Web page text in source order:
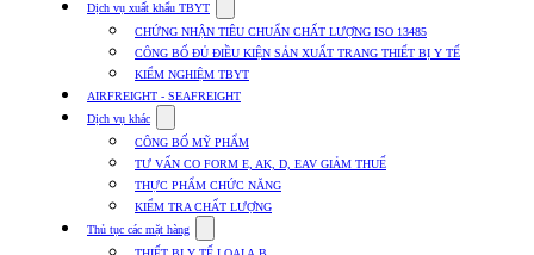
Dịch vụ xuất khẩu TBYT
submenu
for
Dịch
vụ
xuất
TBYT
CHỨNG NHẬN TIÊU CHUẨN CHẤT LƯỢNG ISO 13485
CÔNG BỐ ĐỦ ĐIỀU KIỆN SẢN XUẤT TRANG THIẾT BỊ Y TẾ
KIỂM NGHIỆM TBYT
AIRFREIGHT - SEAFREIGHT
Dịch vụ khác
submenu
for
Dịch
vụ
khác
CÔNG BỐ MỸ PHẨM
TƯ VẤN CO FORM E, AK, D, EAV GIẢM THUẾ
THỰC PHẨM CHỨC NĂNG
KIỂM TRA CHẤT LƯỢNG
Thủ tục các mặt hàng
submenu